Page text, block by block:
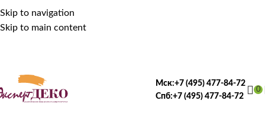
Skip to navigation
Skip to main content
Мск:+7 (495) 477-84-72
Спб:+7 (495) 477-84-72
0